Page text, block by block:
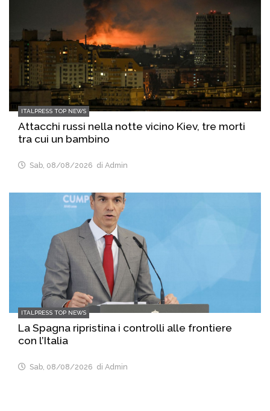
ITALPRESS TOP NEWS
Attacchi russi nella notte vicino Kiev, tre morti
tra cui un bambino
Sab, 08/08/2026 di Admin
ITALPRESS TOP NEWS
La Spagna ripristina i controlli alle frontiere
con l’Italia
Sab, 08/08/2026 di Admin